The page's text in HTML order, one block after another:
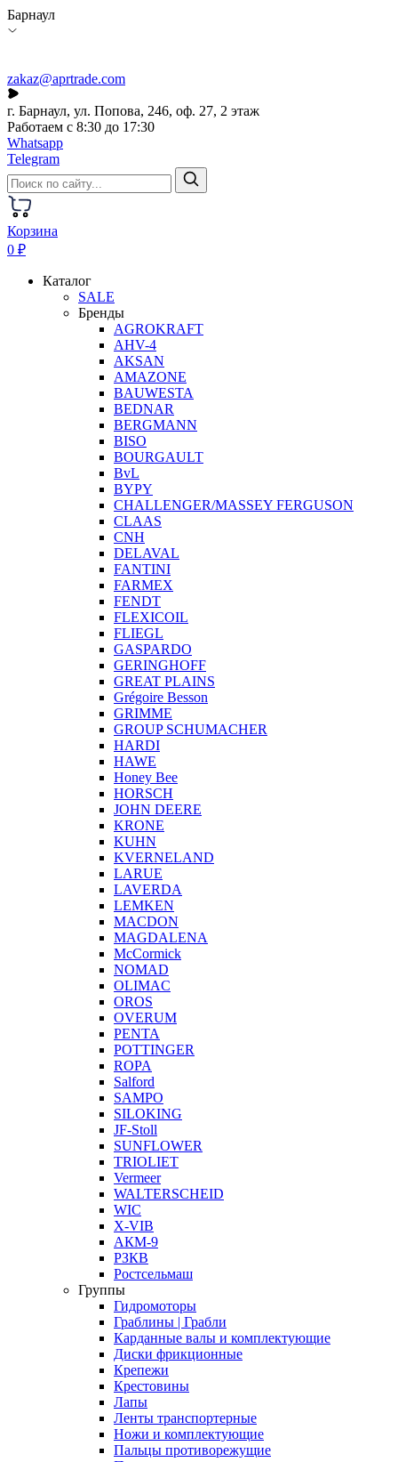
Барнаул
zakaz@aprtrade.com
г. Барнаул, ул. Попова, 246, оф. 27, 2 этаж
Работаем с 8:30 до 17:30
Whatsapp
Telegram
Корзина
0 ₽
Каталог
SALE
Бренды
AGROKRAFT
AHV-4
AKSAN
AMAZONE
BAUWESTA
BEDNAR
BERGMANN
BISO
BOURGAULT
BvL
BYPY
CHALLENGER/MASSEY FERGUSON
CLAAS
CNH
DELAVAL
FANTINI
FARMEX
FENDT
FLEXICOIL
FLIEGL
GASPARDO
GERINGHOFF
GREAT PLAINS
Grégoire Besson
GRIMME
GROUP SCHUMACHER
HARDI
HAWE
Honey Bee
HORSCH
JOHN DEERE
KRONE
KUHN
KVERNELAND
LARUE
LAVERDA
LEMKEN
MACDON
MAGDALENA
McCormick
NOMAD
OLIMAC
OROS
OVERUM
PENTA
POTTINGER
ROPA
Salford
SAMPO
SILOKING
JF-Stoll
SUNFLOWER
TRIOLIET
Vermeer
WALTERSCHEID
WIC
X-VIB
АКМ-9
РЗКВ
Ростсельмаш
Группы
Гидромоторы
Граблины | Грабли
Карданные валы и комплектующие
Диски фрикционные
Крепежи
Крестовины
Лапы
Ленты транспортерные
Ножи и комплектующие
Пальцы противорежущие